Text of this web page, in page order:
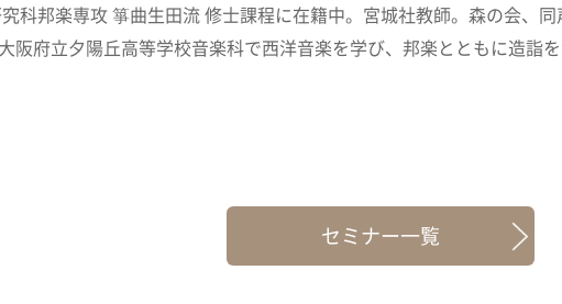
科邦楽専攻 箏曲生田流 修士課程に在籍中。宮城社教師。森の会、
阪府立夕陽丘高等学校音楽科で西洋音楽を学び、邦楽とともに造詣
セミナー一覧